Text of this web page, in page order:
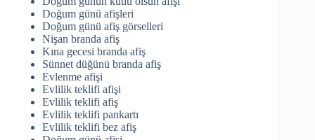
Doğum günü afişleri
Doğum günü afiş görselleri
Nişan branda afiş
Kına gecesi branda afiş
Sünnet düğünü branda afiş
Evlenme afişi
Evlilik teklifi afişi
Evlilik teklifi afiş
Evlilik teklifi pankartı
Evlilik teklifi bez afiş